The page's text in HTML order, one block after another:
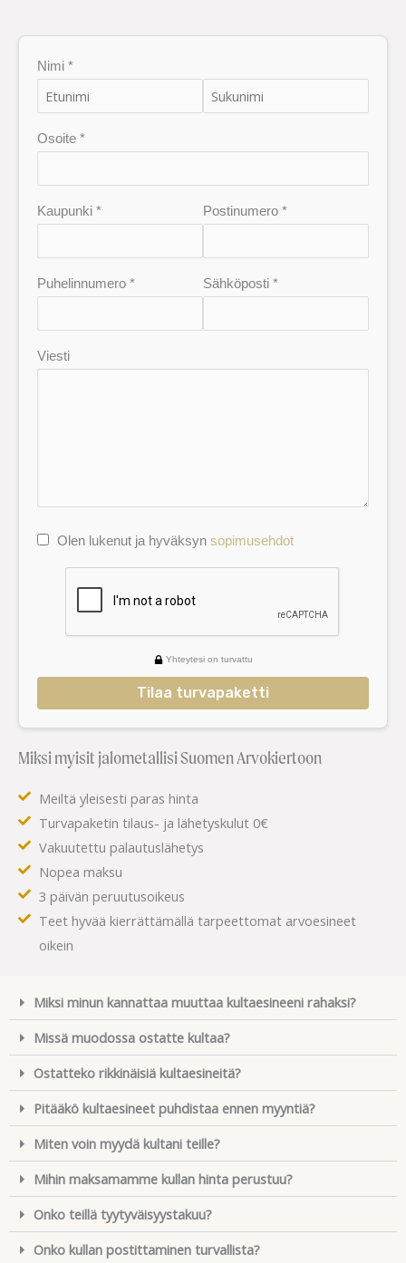
Nimi *
Osoite *
Kaupunki * Postinumero *
Puhelinnumero * Sähköposti *
Viesti
Olen lukenut ja hyväksyn sopimusehdot
Yhteytesi on turvattu
Tilaa turvapaketti
Miksi myisit jalometallisi Suomen Arvokiertoon
Meiltä yleisesti paras hinta
Turvapaketin tilaus- ja lähetyskulut 0€
Vakuutettu palautuslähetys
Nopea maksu
3 päivän peruutusoikeus
Teet hyvää kierrättämällä tarpeettomat arvoesineet
oikein
Miksi minun kannattaa muuttaa kultaesineeni rahaksi?
Missä muodossa ostatte kultaa?
Ostatteko rikkinäisiä kultaesineitä?
Pitääkö kultaesineet puhdistaa ennen myyntiä?
Miten voin myydä kultani teille?
Mihin maksamamme kullan hinta perustuu?
Onko teillä tyytyväisyystakuu?
Onko kullan postittaminen turvallista?